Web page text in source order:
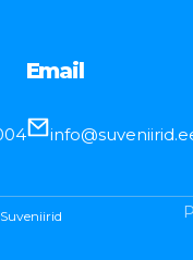
Email